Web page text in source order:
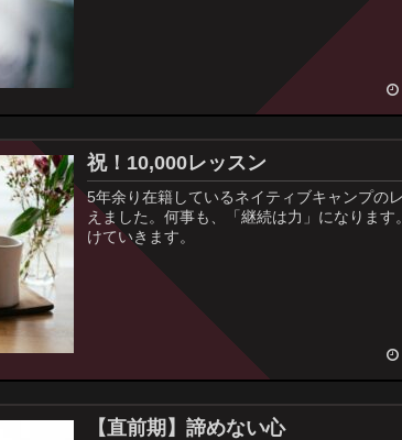
祝！10,000レッスン
5年余り在籍しているネイティブキャンプの
えました。何事も、「継続は力」になりま
けていきます。
【直前期】諦めない心